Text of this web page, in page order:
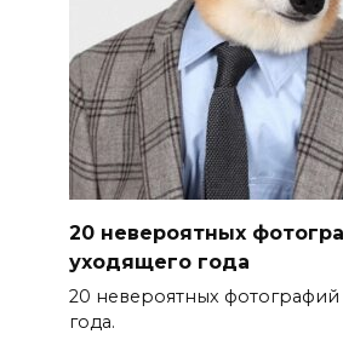
20 невероятных
уходящего года
20 невероятных
года.